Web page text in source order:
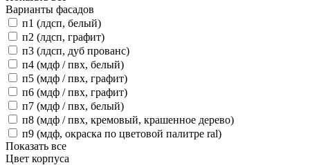
Варианты фасадов
п1 (лдсп, белый)
п2 (лдсп, графит)
п3 (лдсп, дуб прованс)
п4 (мдф / пвх, белый)
п5 (мдф / пвх, графит)
п6 (мдф / пвх, графит)
п7 (мдф / пвх, белый)
п8 (мдф / пвх, кремовый, крашенное дерево)
п9 (мдф, окраска по цветовой палитре ral)
Показать все
Цвет корпуса